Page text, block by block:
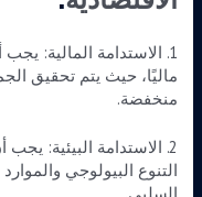
1. الاستدامة المالية:
ماليًا، حيث يتم تحقيق
منخفضة.
2. الاستدامة البيئية:
التنوع البيولوجي